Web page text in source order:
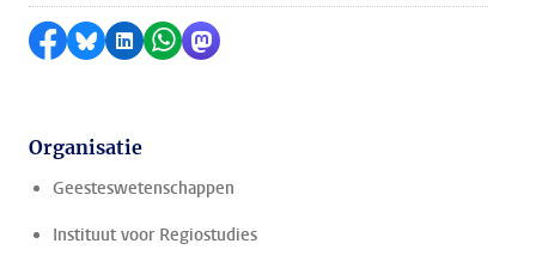
Delen op Facebook
Delen via Bluesky
Delen op LinkedIn
Delen via WhatsApp
Delen via Mastodon
Organisatie
Geesteswetenschappen
Instituut voor Regiostudies